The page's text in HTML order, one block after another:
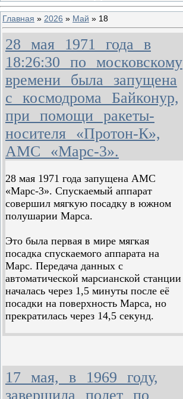
Главная » 2026 » Май » 18
28 мая 1971 года в
18:26:30 по московскому
времени была запущена
с космодрома Байконур,
при помощи ракеты-
носителя «Протон-К»,
АМС «Марс-3».
28 мая 1971 года запущена АМС
«Марс-3». Спускаемый аппарат
совершил мягкую посадку в южном
полушарии Марса.
Это была первая в мире мягкая
посадка спускаемого аппарата на
Марс. Передача данных с
автоматической марсианской станции
началась через 1,5 минуты после её
посадки на поверхность Марса, но
прекратилась через 14,5 секунд.
четвёртого поколения «марсианских»
станций. Одна из трёх АМС серии
М-71. Разработана в НПО имени С.
17 мая, в 1969 году,
завершила полет по